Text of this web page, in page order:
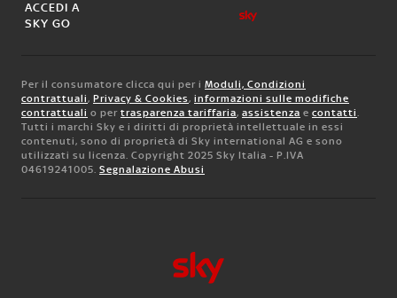
ACCEDI A
SKY GO
Per il consumatore clicca qui per i Moduli, Condizioni
contrattuali, Privacy & Cookies, informazioni sulle modifiche
contrattuali o per trasparenza tariffaria, assistenza e contatti.
Tutti i marchi Sky e i diritti di proprietà intellettuale in essi
contenuti, sono di proprietà di Sky international AG e sono
utilizzati su licenza. Copyright 2025 Sky Italia - P.IVA
04619241005. Segnalazione Abusi